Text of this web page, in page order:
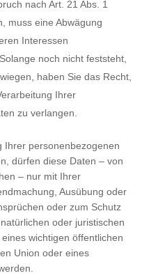
nach Art. 21 Abs. 1
muss eine Abwägung
Interessen
noch nicht feststeht,
haben Sie das Recht,
Ihrer
zu verlangen.
Ihrer personenbezogenen
dürfen diese Daten – von
– nur mit Ihrer
Ausübung oder
oder zum Schutz
oder juristischen
wichtigen öffentlichen
Union oder eines